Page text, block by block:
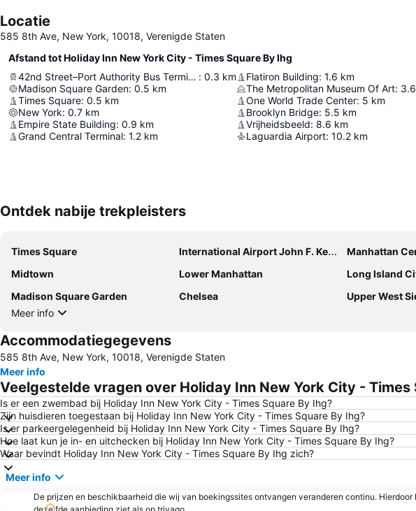
Locatie
585 8th Ave, New York, 10018, Verenigde Staten
Afstand tot Holiday Inn New York City - Times Square By Ihg
42nd Street–Port Authority Bus Terminal : 0.3 km
Madison Square Garden: 0.5 km
Times Square: 0.5 km
New York: 0.7 km
Empire State Building: 0.9 km
Grand Central Terminal: 1.2 km
Flatiron Building: 1.6 km
The Metropolitan Museum Of Art: 3.6
One World Trade Center: 5 km
Brooklyn Bridge: 5.5 km
Vrijheidsbeeld: 8.6 km
Laguardia Airport: 10.2 km
Ontdek nabije trekpleisters
Times Square International Airport John F. Kennedy Manhattan
Midtown
Lower Manhattan Long Island
Madison Square Garden
Chelsea Upper West
Meer info
Accommodatiegegevens
585 8th Ave, New York, 10018, Verenigde Staten
Meer info
Veelgestelde vragen over Holiday Inn New York City - Times
Is er een zwembad bij Holiday Inn New York City - Times Square By Ihg?
Zijn huisdieren toegestaan bij Holiday Inn New York City - Times Square By Ihg?
Is er parkeergelegenheid bij Holiday Inn New York City - Times Square By Ihg?
Hoe laat kun je in- en uitchecken bij Holiday Inn New York City - Times Square By Ihg?
Waar bevindt Holiday Inn New York City - Times Square By Ihg zich?
Meer info
De prijzen en beschikbaarheid die wij van boekingssites ontvangen veranderen continu.